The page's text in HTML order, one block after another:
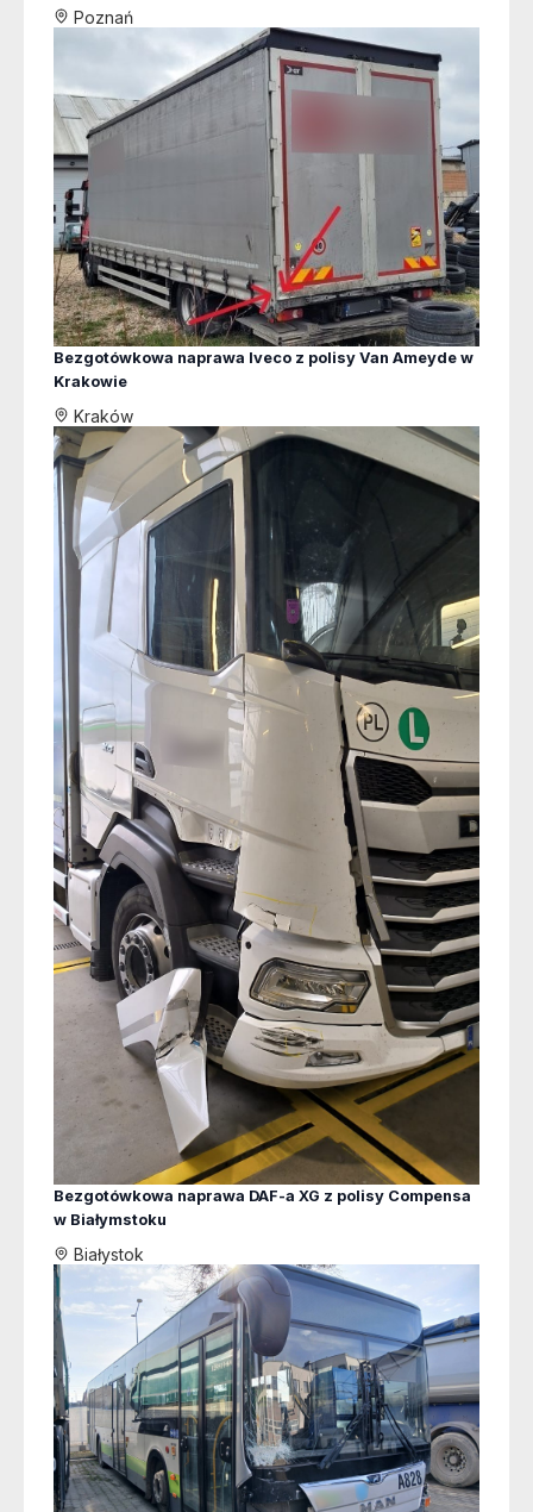
Poznań
Bezgotówkowa naprawa Iveco z polisy Van Ameyde w
Krakowie
Kraków
Bezgotówkowa naprawa DAF-a XG z polisy Compensa
w Białymstoku
Białystok